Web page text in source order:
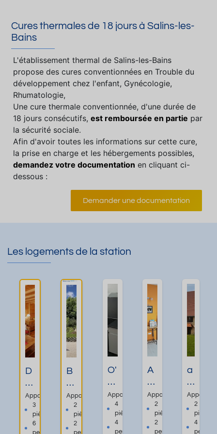
Cures thermales de 18 jours à Salins-les-
Bains
L'établissement thermal de Salins-les-Bains
propose des cures conventionnées en Trouble du
développement chez l'enfant, Gynécologie,
Rhumatologie,
Une cure thermale conventionnée, d'une durée de
18 jours consécutifs, est remboursée en partie par
la sécurité sociale.
Afin d'avoir toutes les informations sur cette cure,
la prise en charge et les hébergements possibles,
demandez votre documentation en cliquant ci-
dessous :
Demander une documentation
Les logements de la station
D
o
m
ai
e
Appartement
3
pièces
6
B
el
a
p
ar
Appartement
2
pièces
2
O'
C
o
uv
nt
Appartement
4
pièces
4
personnes
A
p
p
ar
d
Appartement
2
pièces
2
personnes
a
p
p
a
e
2
pièces
4